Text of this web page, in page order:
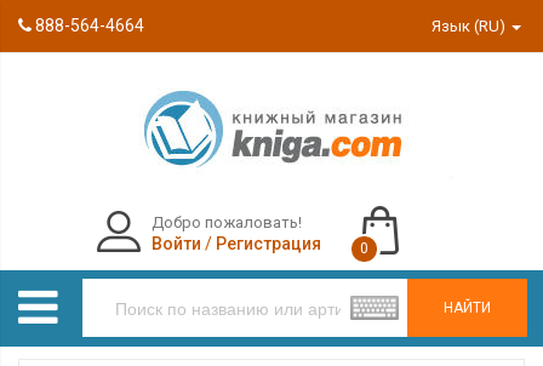
888-564-4664 Язык (RU)
НАЙТИ
Добро пожаловать!
Войти / Регистрация 0